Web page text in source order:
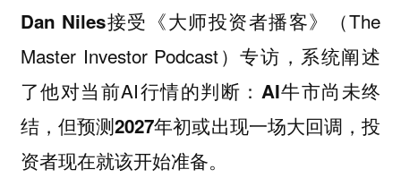
Dan Niles接受《大师投资者播客》（The
Master Investor Podcast）专访，系统阐述
了他对当前AI行情的判断： AI牛市尚未终
结，但预测2027年初或出现一场大回调，投
资者现在就该开始准备。